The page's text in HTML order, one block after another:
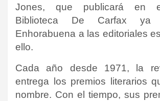
Jones, que publicará en
Biblioteca De Carfax ya
Enhorabuena a las editoriales
ello.
Cada año desde 1971, la
entrega los premios literarios
nombre. Con el tiempo, sus